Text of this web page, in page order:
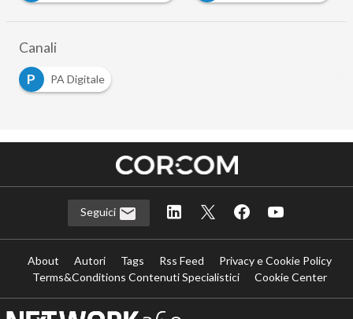
Canali
P
PA Digitale
Seguici
About Autori Tags Rss Feed
Privacy e Cookie Policy
Terms&Conditions Contenuti Specialistici
Cookie Center